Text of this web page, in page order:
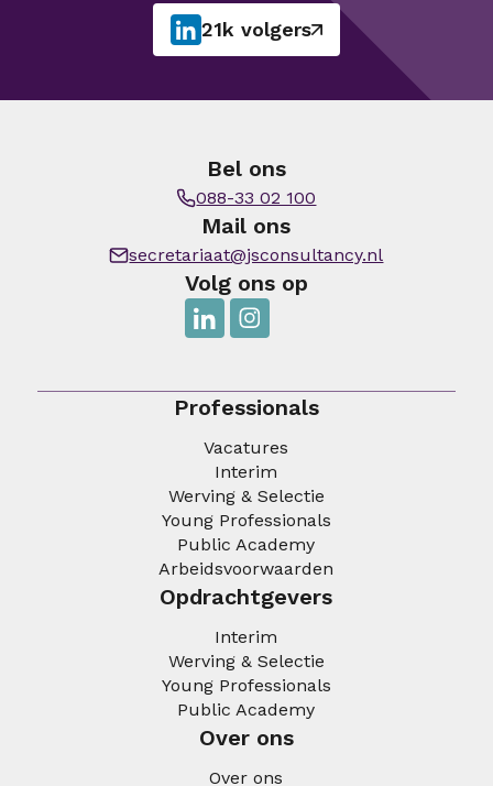
21k volgers
Professionals
Vacatures
Interim
Werving & Selectie
Young Professionals
Public Academy
Arbeidsvoorwaarden
Opdrachtgevers
Interim
Werving & Selectie
Young Professionals
Public Academy
Over ons
Over ons
Bel ons
088-33 02 100
Mail ons
secretariaat@jsconsultancy.nl
Volg ons op